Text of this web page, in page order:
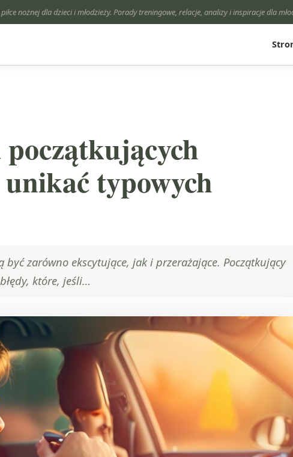
nożnej dla dzieci i młodzieży. Porady treningowe, relacje, analizy i inspiracje dla
typowych
zarówno ekscytujące, jak i przerażające. Początkujący
które, jeśli…